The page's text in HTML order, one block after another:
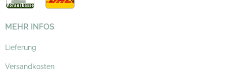
MEHR INFOS
Lieferung
Versandkosten